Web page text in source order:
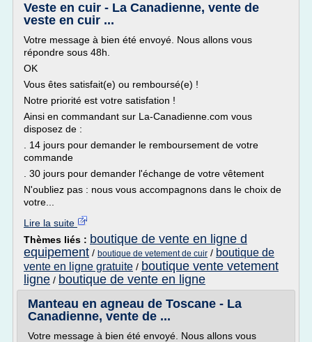
Veste en cuir - La Canadienne, vente de
veste en cuir ...
Votre message à bien été envoyé. Nous allons vous
répondre sous 48h.
OK
Vous êtes satisfait(e) ou remboursé(e) !
Notre priorité est votre satisfation !
Ainsi en commandant sur La-Canadienne.com vous
disposez de :
. 14 jours pour demander le remboursement de votre
commande
. 30 jours pour demander l'échange de votre vêtement
N'oubliez pas : nous vous accompagnons dans le choix de
votre...
Lire la suite
Thèmes liés : boutique de vente en ligne d
equipement / boutique de vetement de cuir / boutique de
vente en ligne gratuite / boutique vente vetement
ligne / boutique de vente en ligne
Manteau en agneau de Toscane - La
Canadienne, vente de ...
Votre message à bien été envoyé. Nous allons vous